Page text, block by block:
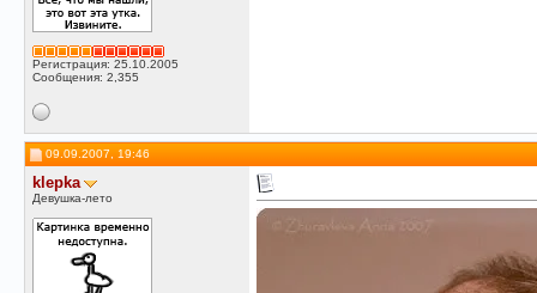
Регистрация: 25.10.2005
Сообщения: 2,355
09.09.2007, 19:46
klepka
Девушка-лето